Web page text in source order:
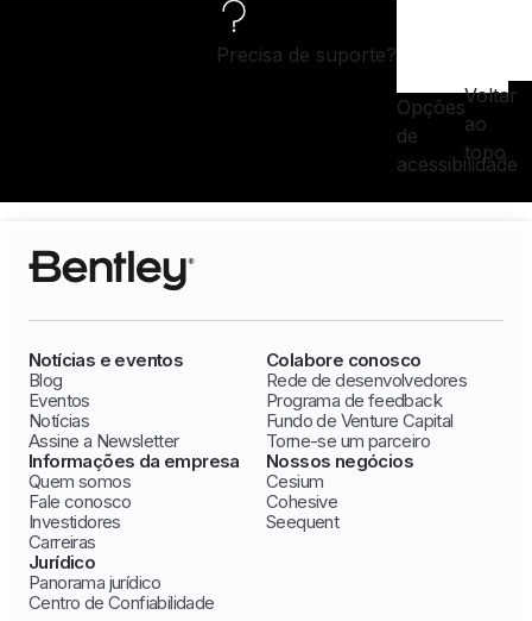
Precisa de suporte?
Opções
de
acessibilidade
Voltar
ao
topo
Notícias e eventos
Blog
Eventos
Notícias
Assine a Newsletter
Colabore conosco
Rede de desenvolvedores
Programa de feedback
Fundo de Venture Capital
Torne-se um parceiro
Informações da empresa
Quem somos
Fale conosco
Investidores
Carreiras
Nossos negócios
Cesium
Cohesive
Seequent
Jurídico
Panorama jurídico
Centro de Confiabilidade